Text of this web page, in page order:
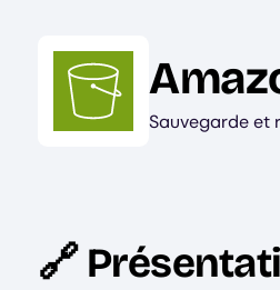
Image
Sauvegarde et
🔗